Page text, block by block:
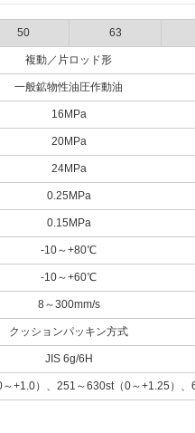
50 63
複動／片ロッド形
一般鉱物性油圧作動油
16MPa
20MPa
24MPa
0.25MPa
0.15MPa
-10～+80℃
-10～+60℃
8～300mm/s
クッションパッキン方式
JIS 6g/6H
+1.0）、251～630st（0～+1.25）、